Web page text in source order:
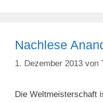
Nachlese
1. Dezember 2013 von
Die Weltmeisterschaft